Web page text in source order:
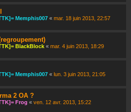
Memphis007 « mar. 18 juin 2013, 22:57
BlackBlock « mar. 4 juin 2013, 18:29
Memphis007 « lun. 3 juin 2013, 21:05
2 OA ?
Frog « ven. 12 avr. 2013, 15:22